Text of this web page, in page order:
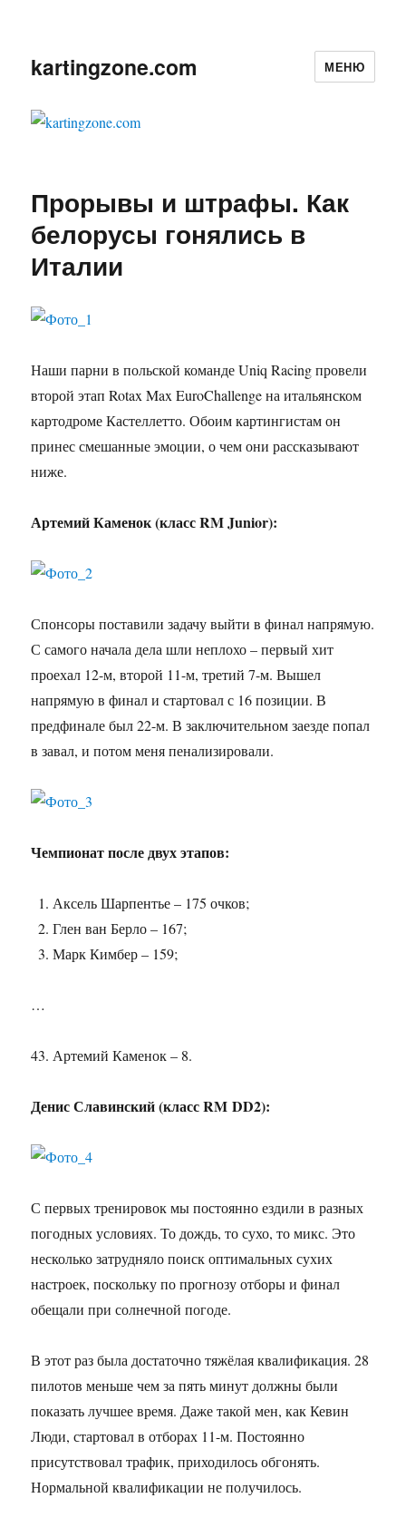
kartingzone.com МЕНЮ
Прорывы и штрафы. Как
белорусы гонялись в
Италии
Наши парни в польской команде Uniq Racing провели
второй этап Rotax Max EuroChallenge на итальянском
картодроме Кастеллетто. Обоим картингистам он
принес смешанные эмоции, о чем они рассказывают
ниже.
Артемий Каменок (класс RM Junior):
Спонсоры поставили задачу выйти в финал напрямую.
С самого начала дела шли неплохо – первый хит
проехал 12-м, второй 11-м, третий 7-м. Вышел
напрямую в финал и стартовал с 16 позиции. В
предфинале был 22-м. В заключительном заезде попал
в завал, и потом меня пенализировали.
Чемпионат после двух этапов:
Аксель Шарпентье – 175 очков;
Глен ван Берло – 167;
Марк Кимбер – 159;
…
Артемий Каменок – 8.
Денис Славинский (класс RM DD2):
С первых тренировок мы постоянно ездили в разных
погодных условиях. То дождь, то сухо, то микс. Это
несколько затрудняло поиск оптимальных сухих
настроек, поскольку по прогнозу отборы и финал
обещали при солнечной погоде.
В этот раз была достаточно тяжёлая квалификация. 28
пилотов меньше чем за пять минут должны были
показать лучшее время. Даже такой мен, как Кевин
Люди, стартовал в отборах 11-м. Постоянно
присутствовал трафик, приходилось обгонять.
Нормальной квалификации не получилось.